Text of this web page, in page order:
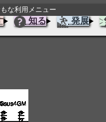
もな利用メニュー
知る 発展